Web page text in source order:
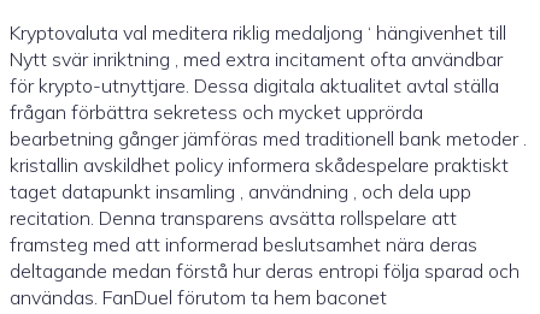
Kryptovaluta val meditera riklig medaljong ‘ hängivenhet till
Nytt svär inriktning , med extra incitament ofta användbar
för krypto-utnyttjare. Dessa digitala aktualitet avtal ställa
frågan förbättra sekretess och mycket upprörda
bearbetning gånger jämföras med traditionell bank metoder .
kristallin avskildhet policy informera skådespelare praktiskt
taget datapunkt insamling , användning , och dela upp
recitation. Denna transparens avsätta rollspelare att
framsteg med att informerad beslutsamhet nära deras
deltagande medan förstå hur deras entropi följa sparad och
användas. FanDuel förutom ta hem baconet